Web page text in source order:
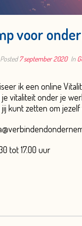
voor
Posted7 september 2020 In
ik een online
vitaliteit onder je
kunt zetten om
tot 17.00 uur